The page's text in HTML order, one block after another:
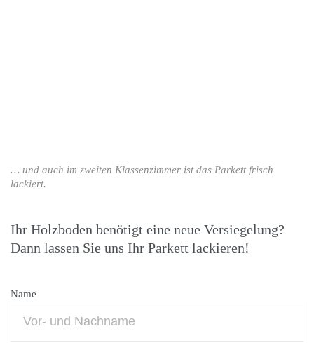
… und auch im zweiten Klassenzimmer ist das Parkett frisch
lackiert.
Ihr Holzboden benötigt eine neue Versiegelung?
Dann lassen Sie uns Ihr Parkett lackieren!
Name